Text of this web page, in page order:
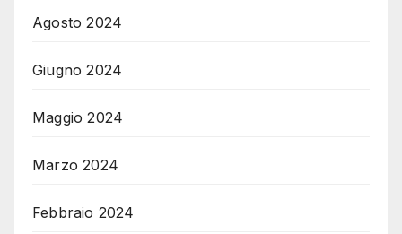
Agosto 2024
Giugno 2024
Maggio 2024
Marzo 2024
Febbraio 2024